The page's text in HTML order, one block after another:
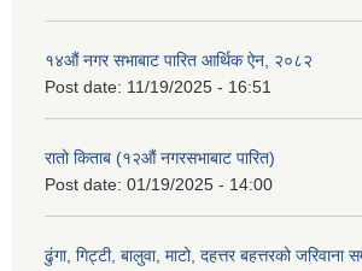
१४औं नगर सभाबाट पारित आर्थिक ऐन, २०८२
Post date: 11/19/2025 - 16:51
रातो किताब (१२औं नगरसभाबाट पारित)
Post date: 01/19/2025 - 14:00
ढुंगा, गिट्टी, बालुवा, माटो, दहत्तर बहत्तरको जरिवाना